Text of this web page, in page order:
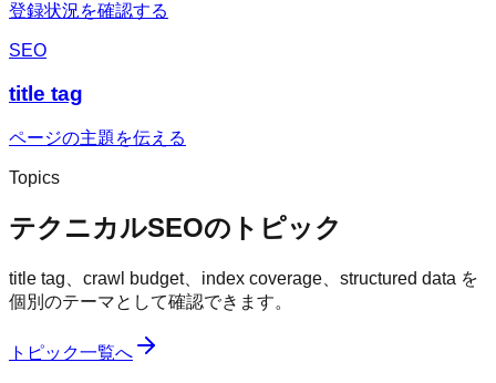
登録状況を確認する
SEO
title tag
ページの主題を伝える
Topics
テクニカルSEOのトピック
title tag、crawl budget、index coverage、structured data を
個別のテーマとして確認できます。
トピック一覧へ